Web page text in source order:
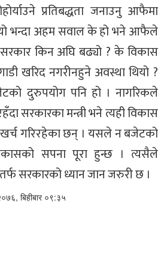
प्रतिबद्धता जनाउनु आफैमा
भन्दा अहम सवाल के हो भने आफैले
किन अघि बढ्यो ? के विकास
खरिद नगरीनहुने अवस्था थियो ?
दुरुपयोग पनि हो । नागरिकले
सरकारका मन्त्री भने त्यही विकास
गरिरहेका छन् । यसले न बजेटको
सपना पूरा हुन्छ । त्यसैले
सरकारको ध्यान जान जरुरी छ ।
बिहीबार ०९:३५